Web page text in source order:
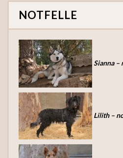
NOTFELLE
Sianna –
Lilith –